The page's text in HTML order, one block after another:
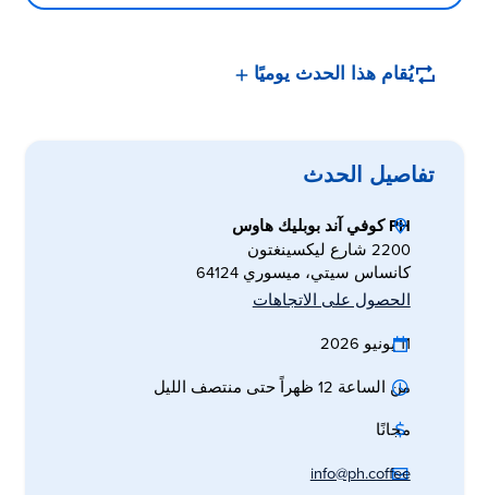
يُقام هذا الحدث يوميًا
تفاصيل الحدث
PH كوفي آند بوبليك هاوس
2200 شارع ليكسينغتون
كانساس سيتي، ميسوري 64124
الحصول على الاتجاهات
11 يونيو 2026
من الساعة 12 ظهراً حتى منتصف الليل
مجانًا
info@ph.coffee